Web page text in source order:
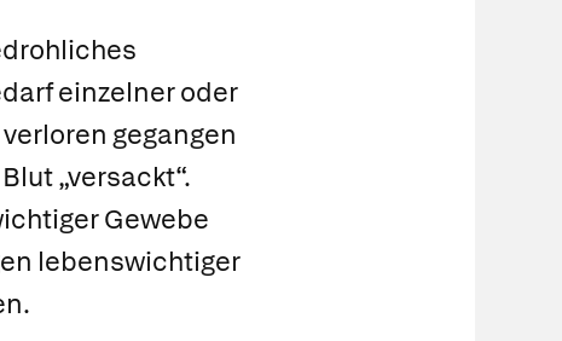
einzelner oder
gegangen
„versackt“.
Gewebe
lebenswichtiger